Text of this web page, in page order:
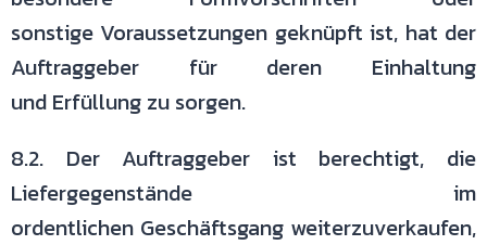
sonstige Voraussetzungen geknüpft ist, hat der
Auftraggeber für deren Einhaltung
und Erfüllung zu sorgen.
8.2. Der Auftraggeber ist berechtigt, die
Liefergegenstände im
ordentlichen Geschäftsgang weiterzuverkaufen,